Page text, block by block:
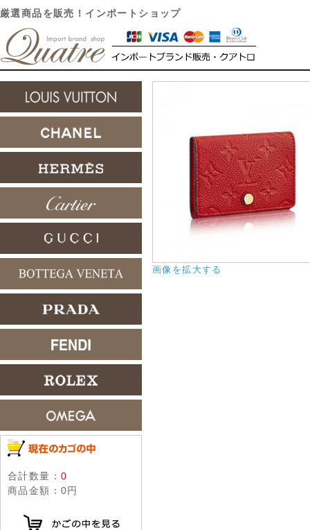
厳選商品を販売！インポートショップ
合計数量： 0
商品金額： 0円
画像を拡大する